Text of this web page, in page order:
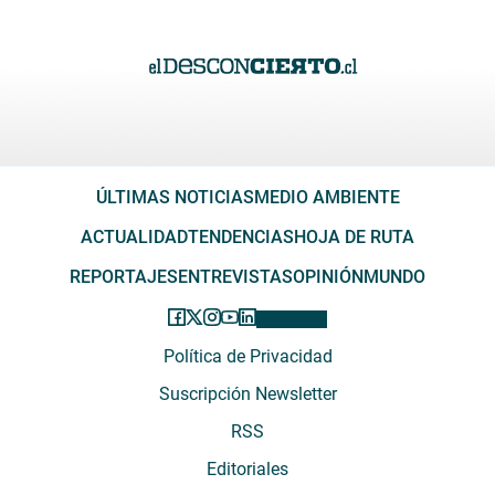
ÚLTIMAS NOTICIASMEDIO AMBIENTE
ACTUALIDADTENDENCIASHOJA DE RUTA
REPORTAJESENTREVISTASOPINIÓNMUNDO
Política de Privacidad
Suscripción Newsletter
RSS
Editoriales